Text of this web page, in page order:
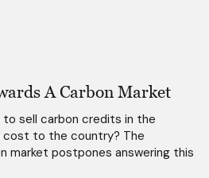
A Carbon Market
to sell carbon credits in the
cost to the country? The
market postpones answering this